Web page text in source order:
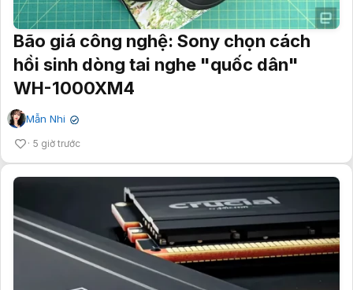
Bão giá công nghệ: Sony chọn cách
hồi sinh dòng tai nghe "quốc dân"
WH-1000XM4
Mẫn Nhi ✔
5 giờ trước